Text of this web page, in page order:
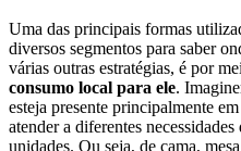
Uma das principais formas
diversos segmentos para saber
várias outras estratégias, é por
consumo local para ele.
esteja presente principalmente
atender a diferentes
unidades. Ou seja, de cama,